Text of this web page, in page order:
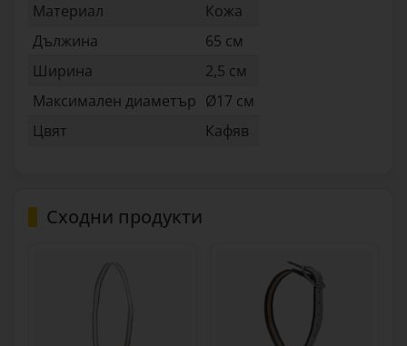
Материал
Кожа
Дължина
65 см
Ширина
2,5 см
Максимален диаметър Ø17 см
Цвят
Кафяв
Сходни продукти